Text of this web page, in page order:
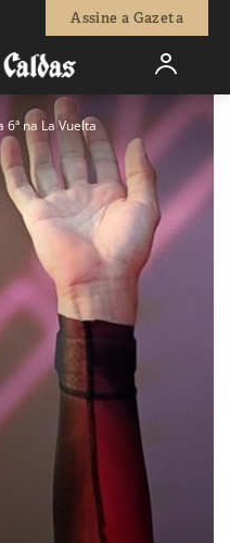
Assine a Gazeta
6ª na La Vuelta